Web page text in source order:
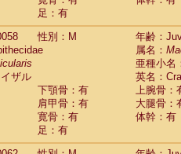
Cercopithecus
Cercopithecus diana
Cercopithecus
Cercopithecus
Cercopithecus mitis
Cercopithecus mitis
Cercopithecus mitis
Cercopithecus mona
Cercopithecus
Cercopithecus
足：有
性別：M
年齢：
属名：
亜種小名
ザル
英名：
下顎骨：有
上腕骨：
肩甲骨：有
大腿骨：
寛骨：有
体幹：有
足：有